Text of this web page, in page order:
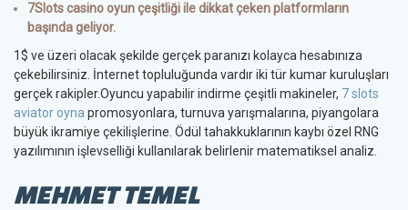
7Slots casino oyun çeşitliği ile dikkat çeken platformların
başında geliyor.
1$ ve üzeri olacak şekilde gerçek paranızı kolayca hesabınıza
çekebilirsiniz. İnternet topluluğunda vardır iki tür kumar kuruluşları
gerçek rakipler.Oyuncu yapabilir indirme çeşitli makineler, 7 slots
aviator oyna promosyonlara, turnuva yarışmalarına, piyangolara
büyük ikramiye çekilişlerine. Ödül tahakkuklarının kaybı özel RNG
yazılımının işlevselliği kullanılarak belirlenir matematiksel analiz.
MEHMET TEMEL